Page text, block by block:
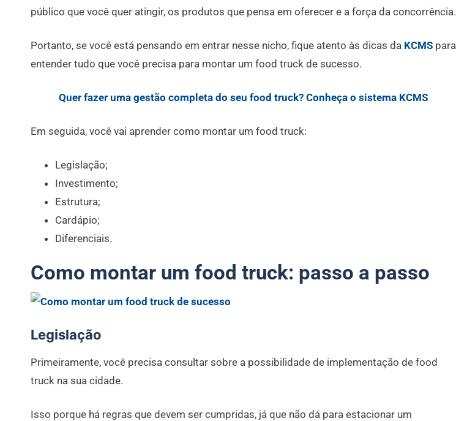
público que você quer atingir, os produtos que pensa em oferecer e a força da concorrência.
Portanto, se você está pensando em entrar nesse nicho, fique atento às dicas da KCMS para
entender tudo que você precisa para montar um food truck de sucesso.
Quer fazer uma gestão completa do seu food truck? Conheça o sistema KCMS
Em seguida, você vai aprender como montar um food truck:
Legislação;
Investimento;
Estrutura;
Cardápio;
Diferenciais.
Como montar um food truck: passo a passo
Legislação
Primeiramente, você precisa consultar sobre a possibilidade de implementação de food
truck na sua cidade.
Isso porque há regras que devem ser cumpridas, já que não dá para estacionar um